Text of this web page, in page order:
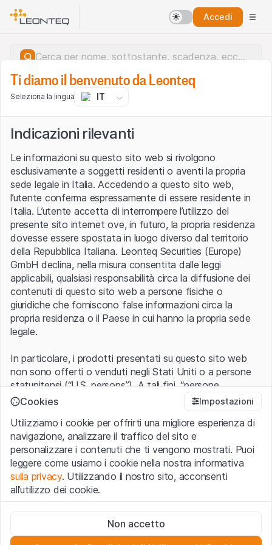
Accedi
Errore del server.
Ti diamo il benvenuto da Leonteq
Seleziona la lingua IT
Indicazioni rilevanti
Le informazioni su questo sito web si rivolgono
esclusivamente a soggetti residenti o aventi la propria
sede legale in Italia. Accedendo a questo sito web,
l’utente conferma espressamente di essere residente in
Italia. L’utente accetta di interrompere l’utilizzo del
presente sito internet ove, in futuro, la propria residenza
dovesse essere spostata in luogo diverso dal territorio
della Repubblica Italiana. Leonteq Securities (Europe)
GmbH declina, nella misura consentita dalle leggi
applicabili, qualsiasi responsabilità circa la diffusione dei
contenuti di questo sito web a persone fisiche o
giuridiche che forniscono false informazioni circa la
propria residenza o il Paese in cui hanno la propria sede
legale.
In particolare, i prodotti presentati su questo sito web
non sono offerti o venduti negli Stati Uniti o a persone
statunitensi (“U.S. persons”). A tali fini, “persone
statunitensi” vanno intese nel significato ad esse ascritto
1933 che include le persone residenti negli Stati Uniti
d’America, le società per azioni e le altre forme societarie
americane.
Condizioni di utilizzo e informazioni legali
Con l’accesso al sito web (di seguito, il “Sito”) si dichiara
avvertenze importanti e le condizioni di utilizzo ivi rese
Cookies Impostazioni
Utilizziamo i cookie per offrirti una migliore esperienza di
navigazione, analizzare il traffico del sito e
personalizzare i contenuti che ti vengono mostrati. Puoi
leggere come usiamo i cookie nella nostra informativa
sulla privacy. Utilizzando il nostro sito, acconsenti
all’utilizzo dei cookie.
Questi cookie sono necessari per il funzionamento del sito
web e non possono essere disattivati.
Non accetto